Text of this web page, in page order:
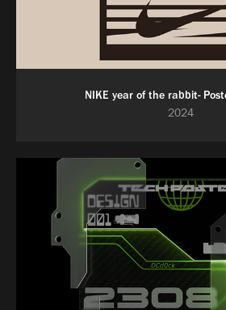
NIKE year of the rabbit-
2024